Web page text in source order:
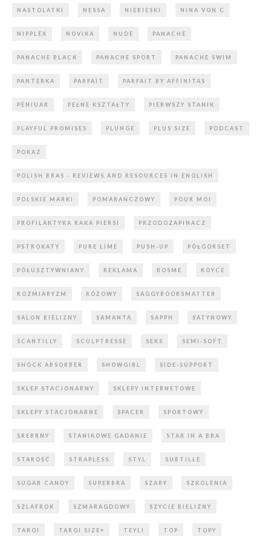
NASTOLATKI NESSA NIEBIESKI NINA VON C
NIPPLEX NOVIKA NUDE PANACHE
PANACHE BLACK PANACHE SPORT PANACHE SWIM
PANTERKA PARFAIT PARFAIT BY AFFINITAS
PENIUAR PEŁNE KSZTAŁTY PIERWSZY STANIK
PLAYFUL PROMISES PLUNGE PLUS SIZE PODCAST
POKAZ
POLISH BRAS - REVIEWS AND RESOURCES IN ENGLISH
POLSKIE MARKI POMARAŃCZOWY POUR MOI
PROFILAKTYKA RAKA PIERSI PRZODOZAPINACZ
PSTROKATY PURE LIME PUSH-UP PÓŁGORSET
PÓŁUSZTYWNIANY REKLAMA ROSME ROYCE
ROZMIARYZM RÓŻOWY SAGGYBOOBSMATTER
SALON BIELIZNY SAMANTA SAPPH SATYNOWY
SCANTILLY SCULPTRESSE SEKS SEMI-SOFT
SHOCK ABSORBER SHOWGIRL SIDE-SUPPORT
SKLEP STACJONARNY SKLEPY INTERNETOWE
SKLEPY STACJONARNE SPACER SPORTOWY
SREBRNY STANIKOWE GADANIE STAR IN A BRA
STAROŚĆ STRAPLESS STYL SUBTILLE
SUGAR CANDY SUPERBRA SZARY SZKOLENIA
SZLAFROK SZMARAGDOWY SZYCIE BIELIZNY
TARGI TARGI SIZE+ TEYLI TOP TOPY